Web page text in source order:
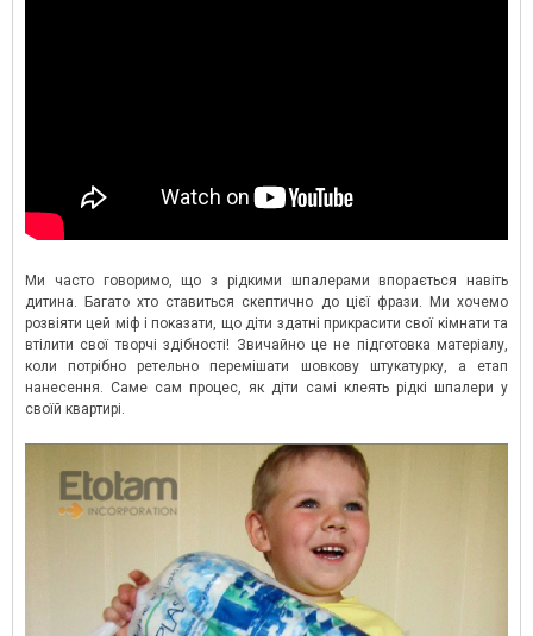
Ми часто говоримо, що з рідкими шпалерами впорається навіть
дитина. Багато хто ставиться скептично до цієї фрази. Ми хочемо
розвіяти цей міф і показати, що діти здатні прикрасити свої кімнати та
втілити свої творчі здібності! Звичайно це не підготовка матеріалу,
коли потрібно ретельно перемішати шовкову штукатурку, а етап
нанесення. Саме сам процес, як діти самі клеять рідкі шпалери у
своїй квартирі.